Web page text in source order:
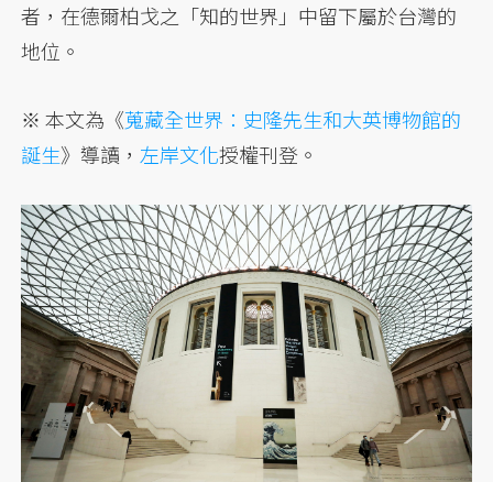
者，在德爾柏戈之「知的世界」中留下屬於台灣的
地位。
※ 本文為《蒐藏全世界：史隆先生和大英博物館的
誕生》導讀，左岸文化授權刊登。